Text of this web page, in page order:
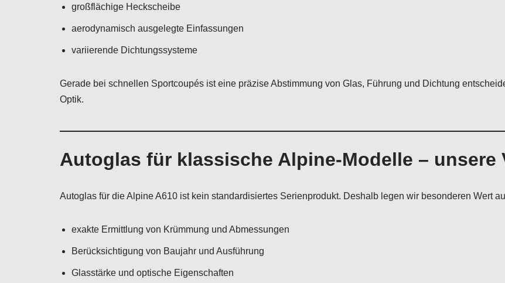
großflächige Heckscheibe
aerodynamisch ausgelegte Einfassungen
variierende Dichtungssysteme
Gerade bei schnellen Sportcoupés ist eine präzise Abstimmung von Glas, Führung und Dichtung
Optik.
Autoglas für klassische Alpine-Modelle – unsere
Autoglas für die Alpine A610 ist kein standardisiertes Serienprodukt. Deshalb legen wir besonderen Wert
exakte Ermittlung von Krümmung und Abmessungen
Berücksichtigung von Baujahr und Ausführung
Glasstärke und optische Eigenschaften